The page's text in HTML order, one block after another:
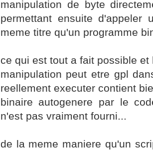
manipulation de byte
permettant ensuite d'appeler
meme titre qu'un programme
ce qui est tout a fait possible
manipulation peut etre gpl
reellement executer contient
binaire autogenere par le
n'est pas vraiment fourni...
de la meme maniere qu'un